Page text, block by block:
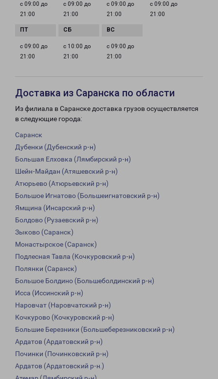
с 09:00 до
21:00
с 09:00 до
21:00
с 09:00 до
21:00
с 09:00 до
21:00
с 09:00 до
21:00
с 10:00 до
21:00
с 09:00 до
21:00
Доставка из Саранска по области
Из филиала в Саранске доставка грузов осуществляется
в следующие города:
Саранск
Дубенки (Дубенский р-н)
Большая Елховка (Лямбирский р-н)
Шейн-Майдан (Атяшевский р-н)
Атюрьево (Атюрьевский р-н)
Большое Игнатово (Большеигнатовский р-н)
Ямщина (Инсарский р-н)
Болдово (Рузаевский р-н)
Зыково (Саранск)
Монастырское (Саранск)
Подлесная Тавла (Кочкуровский р-н)
Полянки (Саранск)
Большое Болдино (Большеболдинский р-н)
Исса (Иссинский р-н)
Наровчат (Наровчатский р-н)
Кочкурово (Кочкуровский р-н)
Большие Березники (Большеберезниковский р-н)
Ардатов (Ардатовский р-н)
Починки (Починковский р-н)
Ардатов (Ардатовский р-н.)